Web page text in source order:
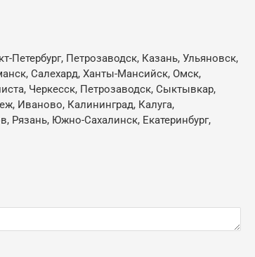
Петрозаводск, Казань, Ульяновск,
Салехард, Ханты-Мансийск, Омск,
Черкесск, Петрозаводск, Сыктывкар,
Иваново, Калининград, Калуга,
Рязань, Южно-Сахалинск, Екатеринбург,